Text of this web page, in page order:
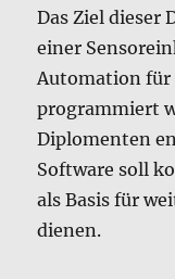
Das Ziel dieser
einer
Automation
programmiert
Diplomenten
Software soll
als Basis für
dienen.